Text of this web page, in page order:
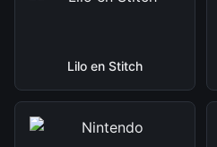
Lilo en Stitch